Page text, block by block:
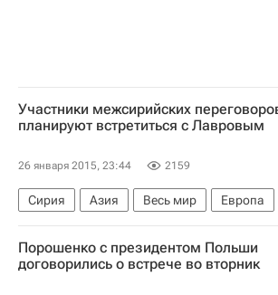
Участники межсирийских
планируют встретиться с Лавровым
26 января 2015, 23:44 2159
Сирия Азия Весь мир
Европа
Сергей Лавров
Правительство Сирии
Порошенко с президентом Польши
договорились о встрече во вторник